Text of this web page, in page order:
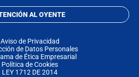
AL OYENTE
Aviso de Privacidad
de Datos Personales
de Ética Empresarial
Política de Cookies
LEY 1712 DE 2014